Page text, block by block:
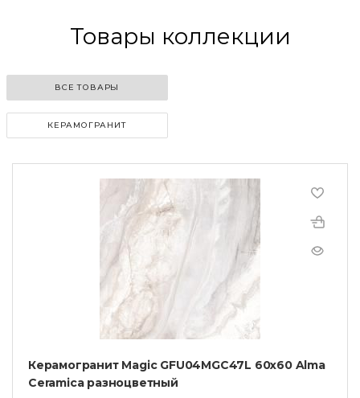
Товары коллекции
ВСЕ ТОВАРЫ
КЕРАМОГРАНИТ
Керамогранит Magic GFU04MGC47L 60x60 Alma
Ceramica разноцветный